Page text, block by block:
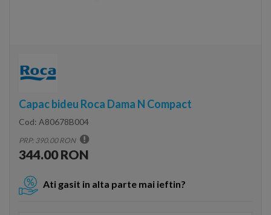
Capac bideu Roca Dama N Compact
Cod: A80678B004
PRP: 390.00 RON
344.00 RON
Ati gasit in alta parte mai ieftin?